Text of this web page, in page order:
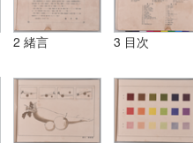
2 緒言 3 目次